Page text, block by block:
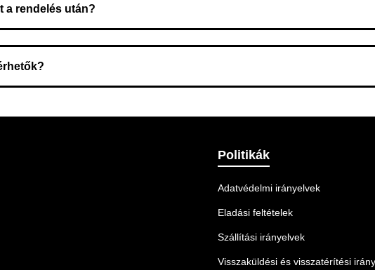
a rendelés után?
Politikák
Adatvédelmi irányelvek
Eladási feltételek
Szállítási irányelvek
Visszaküldési és visszatérítési